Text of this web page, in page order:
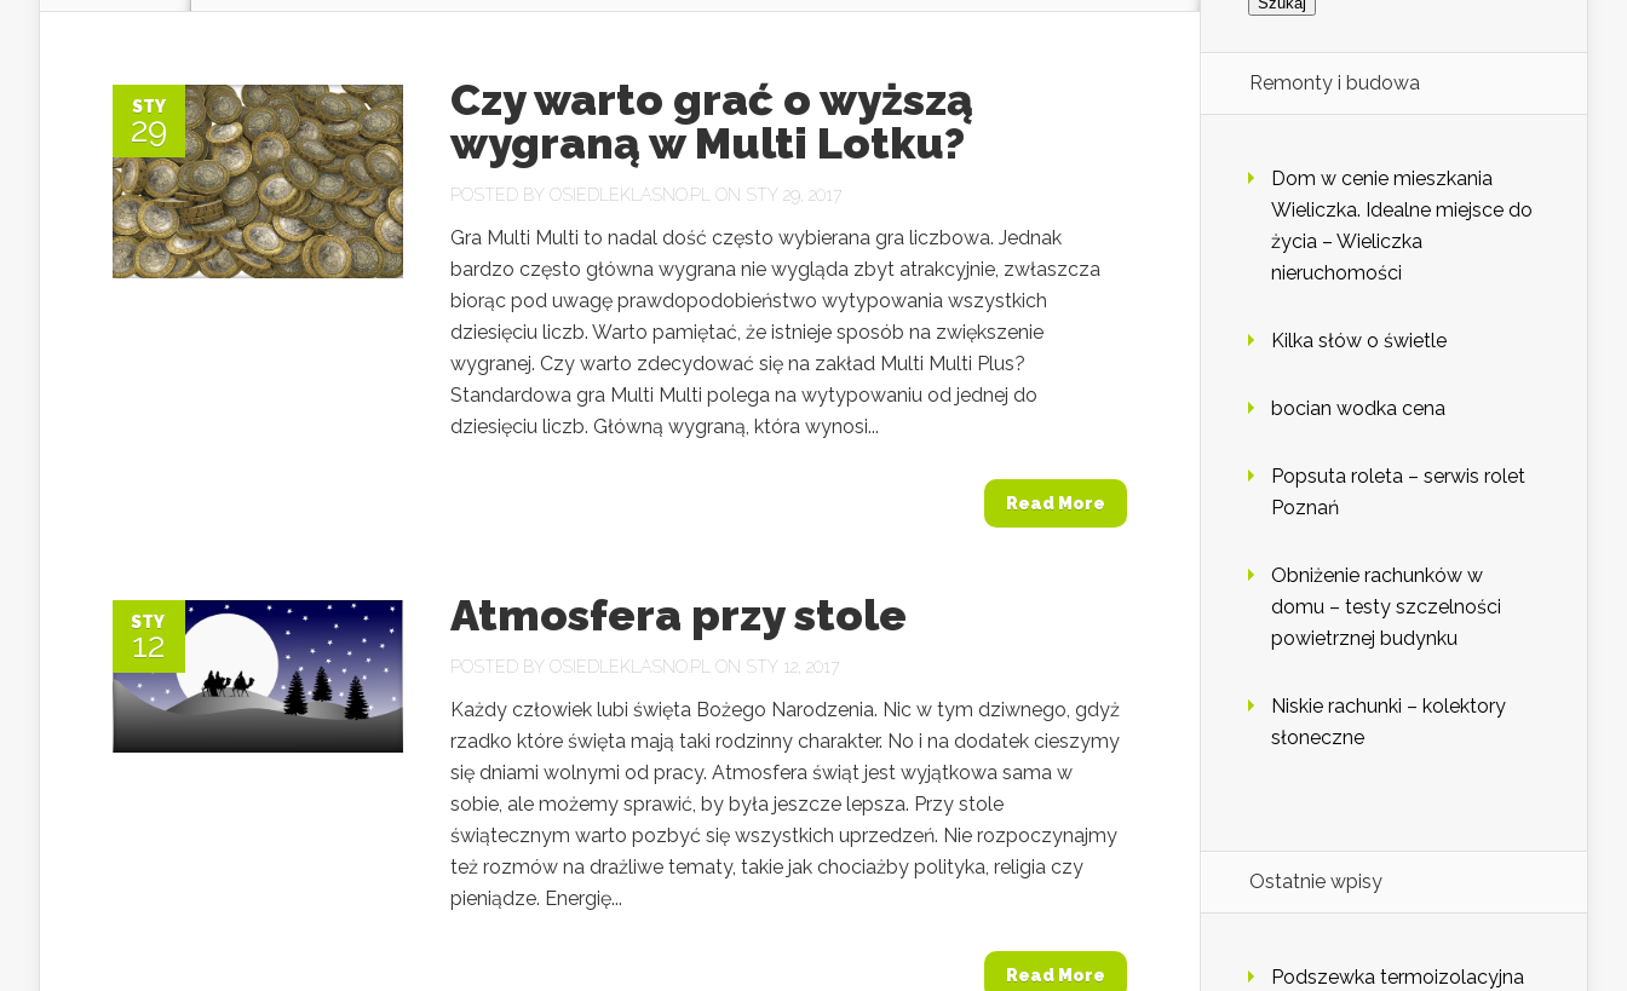
STY
29
Czy warto grać o wyższą
wygraną w Multi Lotku?
POSTED BY OSIEDLEKLASNO.PL ON STY 29, 2017
Gra Multi Multi to nadal dość często wybierana gra liczbowa. Jednak
bardzo często główna wygrana nie wygląda zbyt atrakcyjnie, zwłaszcza
biorąc pod uwagę prawdopodobieństwo wytypowania wszystkich
dziesięciu liczb. Warto pamiętać, że istnieje sposób na zwiększenie
wygranej. Czy warto zdecydować się na zakład Multi Multi Plus?
Standardowa gra Multi Multi polega na wytypowaniu od jednej do
dziesięciu liczb. Główną wygraną, która wynosi...
Read More
STY
12
Atmosfera przy stole
POSTED BY OSIEDLEKLASNO.PL ON STY 12, 2017
Każdy człowiek lubi święta Bożego Narodzenia. Nic w tym dziwnego, gdyż
rzadko które święta mają taki rodzinny charakter. No i na dodatek cieszymy
się dniami wolnymi od pracy. Atmosfera świąt jest wyjątkowa sama w
sobie, ale możemy sprawić, by była jeszcze lepsza. Przy stole
świątecznym warto pozbyć się wszystkich uprzedzeń. Nie rozpoczynajmy
też rozmów na drażliwe tematy, takie jak chociażby polityka, religia czy
pieniądze. Energię...
Read More
Remonty i budowa
Dom w cenie mieszkania
Wieliczka. Idealne miejsce do
życia – Wieliczka
nieruchomości
Kilka słów o świetle
bocian wodka cena
Popsuta roleta – serwis rolet
Poznań
Obniżenie rachunków w
domu – testy szczelności
powietrznej budynku
Niskie rachunki – kolektory
słoneczne
Ostatnie wpisy
Podszewka termoizolacyjna